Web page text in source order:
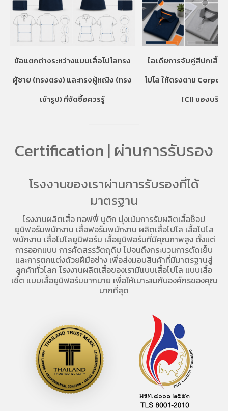
ข้อแตกต่างระหว่างแบบเสื้อโปโลทรง
ผู้ชาย (ทรงตรง) และทรงผู้หญิง (ทรง
เข้ารูป) ที่จัดซื้อควรรู้
ไอเดียการจับคู่สีปกเสื้อ
โปโล ให้ตรงตาม
(CI) ของบริษัท
Certification | ผ่านการรับรอง
โรงงานของเราผ่านการรับรองที่ได้
มาตรฐาน
โรงงานผลิตเสื้อ ทอฟฟี่ บูติก มุ่งเน้นการรับผลิตเสื้อช็อป
ยูนิฟอร์มพนักงาน เสื้อฟอร์มพนักงาน ผลิตเสื้อโปโล เสื้อโปโล
พนักงาน เสื้อโปโลยูนิฟอร์ม เสื้อยูนิฟอร์มที่มีคุณภาพสูง ตั้งแต่
การออกแบบ การคัดสรรวัตถุดิบ ไปจนถึงกระบวนการตัดเย็บ
และการตกแต่งด้วยฝีมือช่าง เพื่อส่งมอบสินค้าที่มีมาตรฐานสู่
ลูกค้าทั่วโลก โรงงานผลิตเสื้อของเรามีแบบเสื้อโปโล แบบเสื้อ
เชิ้ต แบบเสื้อยูนิฟอร์มมากมาย เพื่อให้เมาะสมกับองค์กรของคุณ
มากที่สุด